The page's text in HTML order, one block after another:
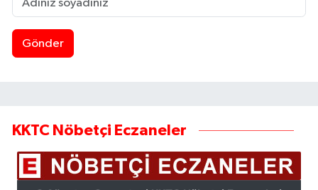
Gönder
KKTC Nöbetçi Eczaneler